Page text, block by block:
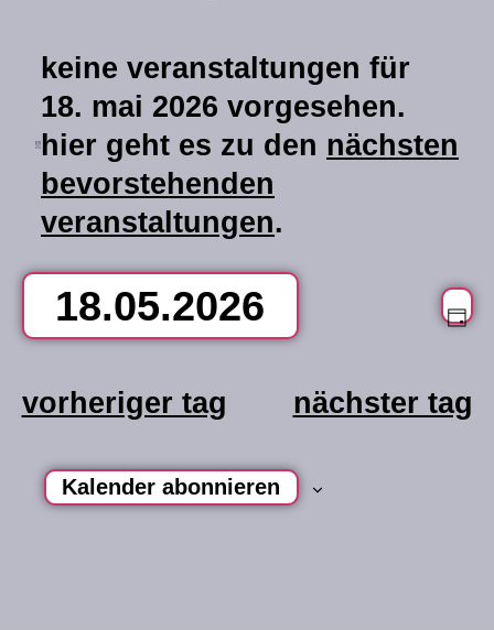
hinweis
keine veranstaltungen für
18. mai 2026 vorgesehen.
hier geht es zu den nächsten
bevorstehenden
veranstaltungen.
18.05.2026
datum
wählen.
vorheriger tag nächster tag
Kalender abonnieren